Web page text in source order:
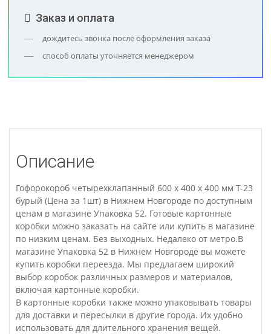
Заказ и оплата
дождитесь звонка после оформления заказа
способ оплаты уточняется менеджером
Описание
Гофорокороб четырехклапанный 600 х 400 х 400 мм Т-23
бурый (Цена за 1шт) в Нижнем Новгороде по доступным
ценам в магазине Упаковка 52. Готовые картонные
коробки можно заказать на сайте или купить в магазине
по низким ценам. Без выходных. Недалеко от метро.В
магазине Упаковка 52 в Нижнем Новгороде вы можете
купить коробки переезда. Мы предлагаем широкий
выбор коробок различных размеров и материалов,
включая картонные коробки.
В картонные коробки также можно упаковывать товары
для доставки и пересылки в другие города. Их удобно
использовать для длительного хранения вещей.